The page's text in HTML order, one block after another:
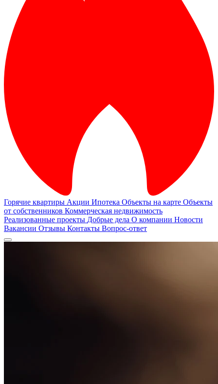
Горячие квартиры Акции Ипотека Объекты на карте Объекты
от собственников Коммерческая недвижимость
Реализованные проекты Добрые дела О компании Новости
Вакансии Отзывы Контакты Вопрос-ответ